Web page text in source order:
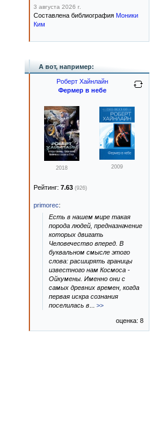
3 августа 2026 г.
Составлена библиография Моники
Ким
А вот, например:
Роберт Хайнлайн
Фермер в небе
2018 2009
Рейтинг: 7.63 (926)
primorec:
Есть в нашем мире такая
порода людей, предназначение
которых двигать
Человечество вперед. В
буквальном смысле этого
слова: расширять границы
известного нам Космоса -
Ойкумены. Именно они с
самых древних времен, когда
первая искра сознания
поселилась в
>>
оценка: 8